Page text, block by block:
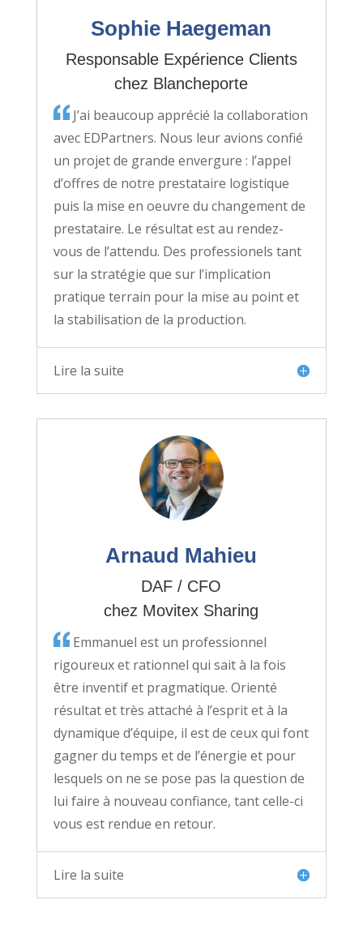
Sophie Haegeman
Responsable Expérience Clients
chez Blancheporte
J’ai beaucoup apprécié la collaboration
avec EDPartners. Nous leur avions confié
un projet de grande envergure : l’appel
d’offres de notre prestataire logistique
puis la mise en oeuvre du changement de
prestataire. Le résultat est au rendez-
vous de l’attendu. Des professionels tant
sur la stratégie que sur l’implication
pratique terrain pour la mise au point et
la stabilisation de la production.
Lire la suite
Arnaud Mahieu
DAF / CFO
chez Movitex Sharing
Emmanuel est un professionnel
rigoureux et rationnel qui sait à la fois
être inventif et pragmatique. Orienté
résultat et très attaché à l’esprit et à la
dynamique d’équipe, il est de ceux qui font
gagner du temps et de l’énergie et pour
lesquels on ne se pose pas la question de
lui faire à nouveau confiance, tant celle-ci
vous est rendue en retour.
Lire la suite